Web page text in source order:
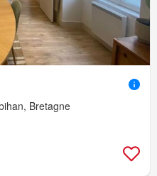
Bretagne